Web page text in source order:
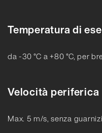
Temperatura di
da -30 °C a +80 °C, per
Velocità periferica
Max. 5 m/s, senza